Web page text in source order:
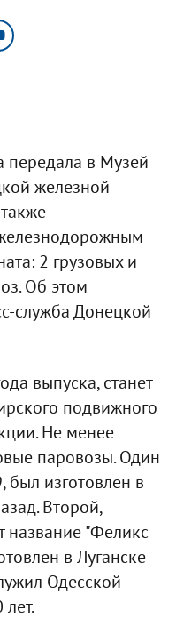
передала в Музей
железной
2 грузовых и
Об этом
служба Донецкой
выпуска, станет
подвижного
Не менее
паровозы. Один
был изготовлен в
Второй,
название "Феликс
в Луганске
Одесской